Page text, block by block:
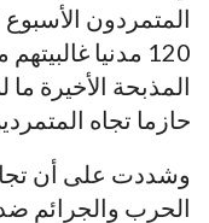
المتمردون
120 مدنيا
المذبحة الأخيرة
حازما تجاه
وشددت على أن
الحرب والجرائم ضد